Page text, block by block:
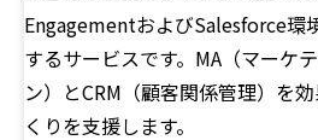
EngagementおよびSalesforce環
するサービスです。MA（マーケ
ン）とCRM（顧客関係管理）を
くりを支援します。